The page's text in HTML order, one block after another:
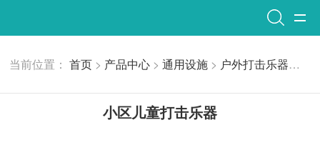
当前位置：首页 > 产品中心 >通用设施 > 户外打击乐器小区
小区儿童打击乐器